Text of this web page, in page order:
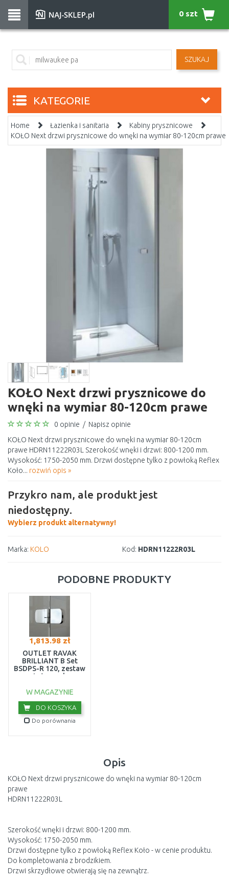
SZUKAJ
0 szt
KATEGORIE
Home Łazienka i sanitaria
Kabiny prysznicowe
KOŁO Next drzwi prysznicowe do wnęki na wymiar 80-120cm prawe
KOŁO Next drzwi prysznicowe do
wnęki na wymiar 80-120cm prawe
0 opinie / Napisz opinie
KOŁO Next drzwi prysznicowe do wnęki na wymiar 80-120cm
prawe HDRN11222R03L Szerokość wnęki i drzwi: 800-1200 mm.
Wysokość: 1750-2050 mm. Drzwi dostępne tylko z powłoką Reflex
Koło... rozwiń opis »
Przykro nam, ale produkt jest
niedostępny.
Wybierz produkt alternatywny!
Marka: KOLO Kod: HDRN11222R03L
PODOBNE PRODUKTY
1,813.98 zł
OUTLET RAVAK
BRILLIANT B Set
BSDPS-R 120, zestaw
montażowy chrom
USZKODZONE OPA
W MAGAZYNIE
DO KOSZYKA
Do porównania
Opis
KOŁO Next drzwi prysznicowe do wnęki na wymiar 80-120cm
prawe
HDRN11222R03L
Szerokość wnęki i drzwi: 800-1200 mm.
Wysokość: 1750-2050 mm.
Drzwi dostępne tylko z powłoką Reflex Koło - w cenie produktu.
Do kompletowania z brodzikiem.
Drzwi skrzydłowe otwierają się na zewnątrz.